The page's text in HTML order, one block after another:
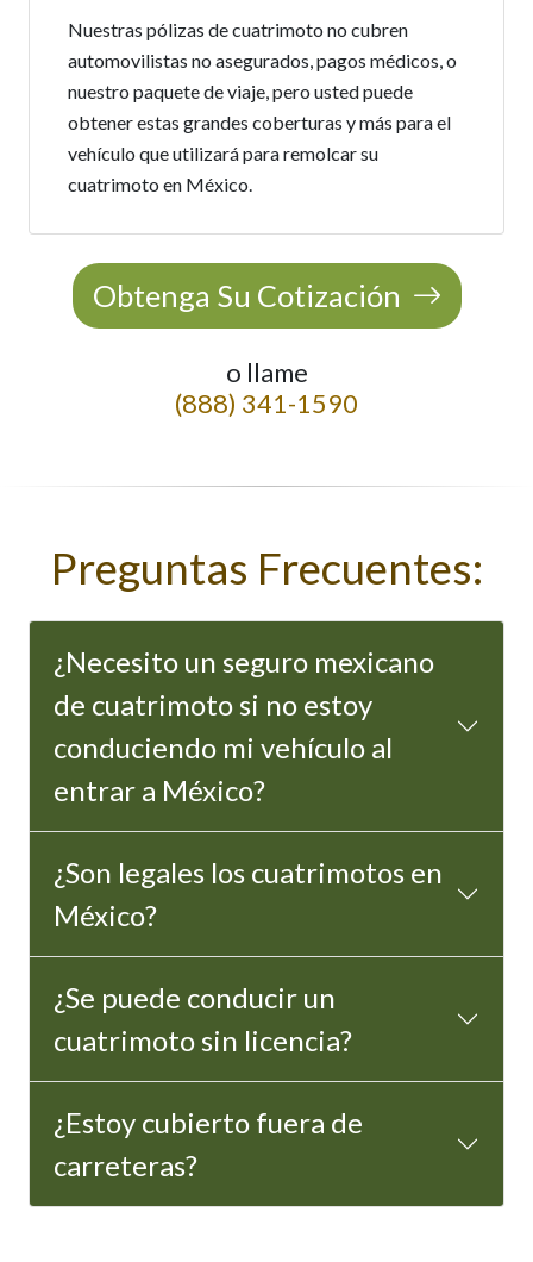
Nuestras pólizas de cuatrimoto no cubren
automovilistas no asegurados, pagos médicos, o
nuestro paquete de viaje, pero usted puede
obtener estas grandes coberturas y más para el
vehículo que utilizará para remolcar su
cuatrimoto en México.
Obtenga Su Cotización
o llame
(888) 341-1590
Preguntas Frecuentes:
¿Necesito un seguro mexicano
de cuatrimoto si no estoy
conduciendo mi vehículo al
entrar a México?
¿Son legales los cuatrimotos en
México?
¿Se puede conducir un
cuatrimoto sin licencia?
¿Estoy cubierto fuera de
carreteras?